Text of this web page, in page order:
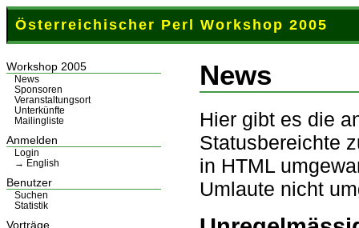
Österreichischer Perl Workshop 2005
News
Hier gibt es die
Statusbereichte
in HTML
Umlaute nicht
Workshop 2005
News
Sponsoren
Veranstaltungsort
Unterkünfte
Mailingliste
Anmelden
Login
→ English
Benutzer
Suchen
Statistik
Vorträge